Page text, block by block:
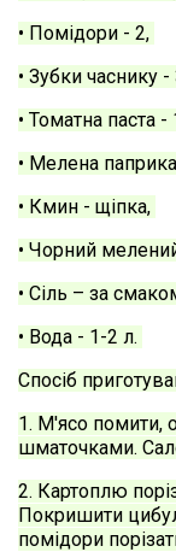
• Помідори - 2,
• Зубки часнику -
• Томатна паста -
• Мелена
• Кмин - щіпка,
• Чорний
• Сіль – за
• Вода - 1-2 л.
Спосіб
1. М'ясо помити,
шматочками.
2. Картоплю
Покришити
помідори